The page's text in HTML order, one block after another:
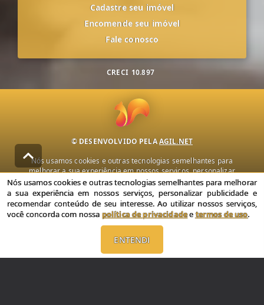
Cadastre seu imóvel
Encomende seu imóvel
Fale conosco
CRECI 10.897
© DESENVOLVIDO PELAAGIL.NET
Nós usamos cookies e outras tecnologias semelhantes para
melhorar a sua experiência em nossos serviços, personalizar
publicidade e recomendar conteúdo de seu interesse. Ao utilizar
nossos serviços, você concorda com nossa política de privacidade e
termos de uso.
Política de Privacidade Termos de uso
Nós usamos cookies e outras tecnologias semelhantes para melhorar
a sua experiência em nossos serviços, personalizar publicidade e
recomendar conteúdo de seu interesse. Ao utilizar nossos serviços,
você concorda com nossa política de privacidadeetermos de uso.
ENTENDI